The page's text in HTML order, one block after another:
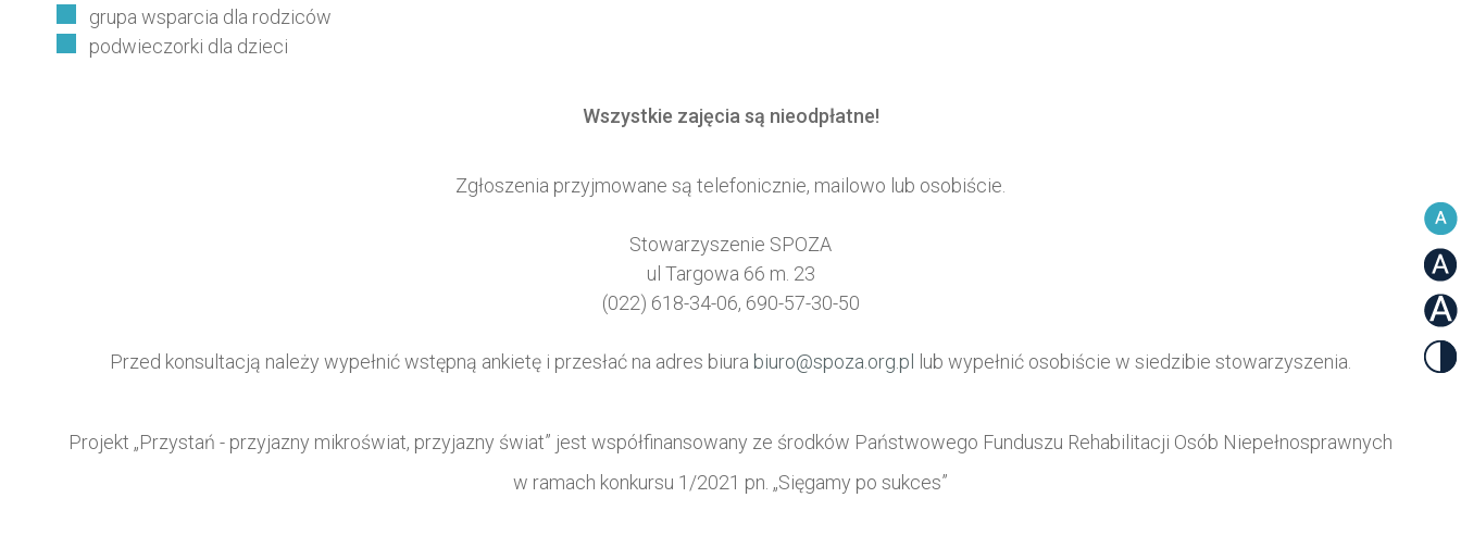
grupa wsparcia dla rodziców
podwieczorki dla dzieci
Wszystkie zajęcia są nieodpłatne!
Zgłoszenia przyjmowane są telefonicznie, mailowo lub osobiście.
Stowarzyszenie SPOZA
ul Targowa 66 m. 23
(022) 618-34-06, 690-57-30-50
Przed konsultacją należy wypełnić wstępną ankietę i przesłać na adres biura biuro@spoza.org.pl lub wypełnić osobiście w siedzibie stowarzyszenia.
Projekt „Przystań - przyjazny mikroświat, przyjazny świat” jest współfinansowany ze środków Państwowego Funduszu Rehabilitacji Osób Niepełnosprawnych
w ramach konkursu 1/2021 pn. „Sięgamy po sukces”